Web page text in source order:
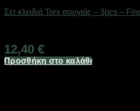
Σετ κλειδιά Torx σουγιάς – 3pcs –
12,40 €
Προσθήκη στο καλάθι